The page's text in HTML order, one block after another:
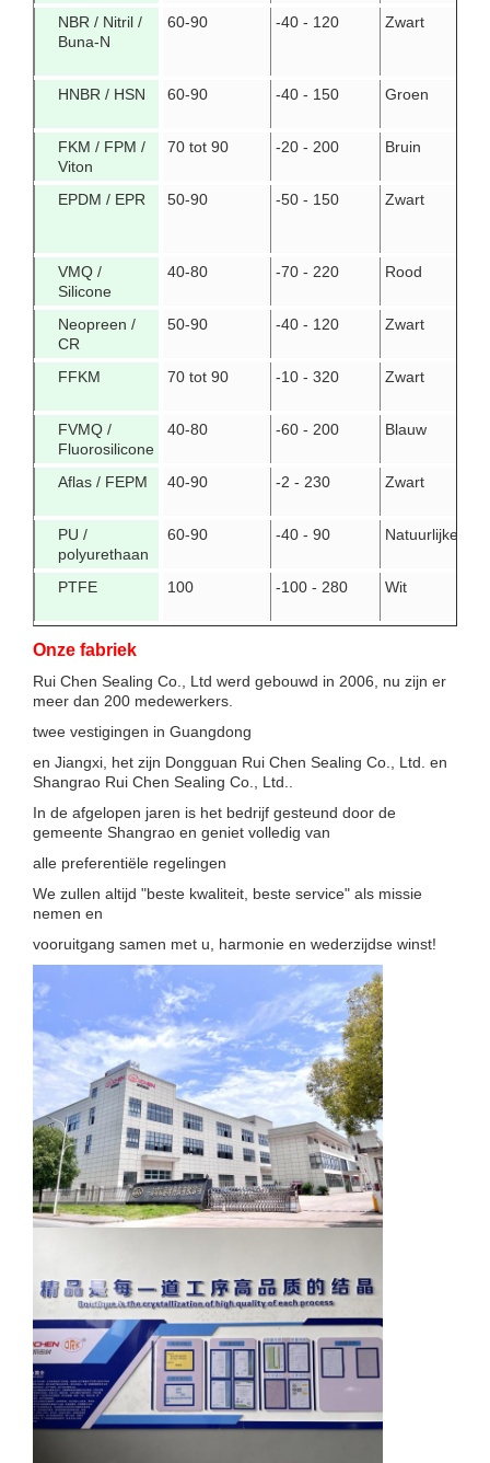
NBR / Nitril /
Buna-N
60-90 -40 - 120 Zwart
HNBR / HSN 60-90 -40 - 150 Groen
FKM / FPM /
Viton
70 tot 90 -20 - 200 Bruin
EPDM / EPR 50-90 -50 - 150 Zwart
VMQ /
Silicone
40-80 -70 - 220 Rood
Neopreen /
CR
50-90 -40 - 120 Zwart
FFKM 70 tot 90 -10 - 320 Zwart
FVMQ /
Fluorosilicone
40-80 -60 - 200 Blauw
Aflas / FEPM 40-90 -2 - 230 Zwart
PU /
polyurethaan
60-90 -40 - 90 Natuurlijke
PTFE 100 -100 - 280 Wit
Onze fabriek
Rui Chen Sealing Co., Ltd werd gebouwd in 2006, nu zijn er
meer dan 200 medewerkers.
twee vestigingen in Guangdong
en Jiangxi, het zijn Dongguan Rui Chen Sealing Co., Ltd. en
Shangrao Rui Chen Sealing Co., Ltd..
In de afgelopen jaren is het bedrijf gesteund door de
gemeente Shangrao en geniet volledig van
alle preferentiële regelingen
We zullen altijd "beste kwaliteit, beste service" als missie
nemen en
vooruitgang samen met u, harmonie en wederzijdse winst!